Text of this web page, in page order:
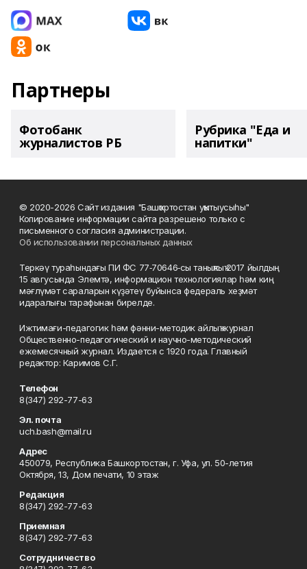
Партнеры
Фотобанк
журналистов РБ
Рубрика "Еда и
напитки"
© 2020-2026 Сайт издания "Башҡортостан уҡытыусыһы"
Копирование информации сайта разрешено только с
письменного согласия администрации.
Об использовании персональных данных
Теркәү тураһындағы ПИ ФС 77‑70646‑сы таныҡлыҡ 2017 йылдың
15 авгусында Элемтә, информацион технологиялар һәм киң
мәғлүмәт сараларын күҙәтеү буйынса федераль хеҙмәт
идаралығы тарафынан бирелде.
Ижтимағи-педагогик һәм фәнни-методик айлыҡ журнал
Общественно-педагогический и научно-методический
ежемесячный журнал. Издается с 1920 года. Главный
редактор: Каримов С.Г.
Телефон
8(347) 292-77-63
Эл. почта
uch.bash@mail.ru
Адрес
450079, Республика Башкортостан, г. Уфа, ул. 50-летия
Октября, 13, Дом печати, 10 этаж
Редакция
8(347) 292-77-63
Приемная
8(347) 292-77-63
Сотрудничество